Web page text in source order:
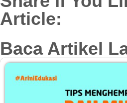
Article:
Baca Artikel